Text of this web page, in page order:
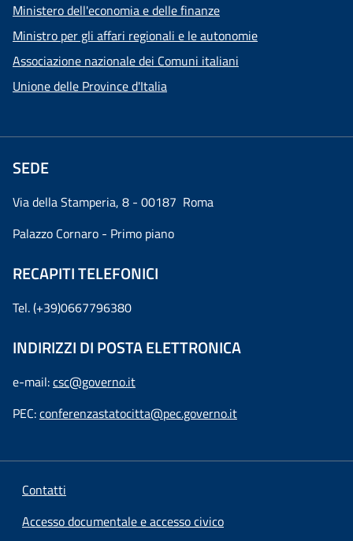
Ministero dell'economia e delle finanze
Ministro per gli affari regionali e le autonomie
Associazione nazionale dei Comuni italiani
Unione delle Province d'Italia
SEDE
Via della Stamperia, 8 - 00187 Roma
Palazzo Cornaro - Primo piano
RECAPITI TELEFONICI
Tel. (+39)0667796380
INDIRIZZI DI POSTA ELETTRONICA
e-mail:csc@governo.it
PEC:conferenzastatocitta@pec.governo.it
Contatti
Accesso documentale e accesso civico